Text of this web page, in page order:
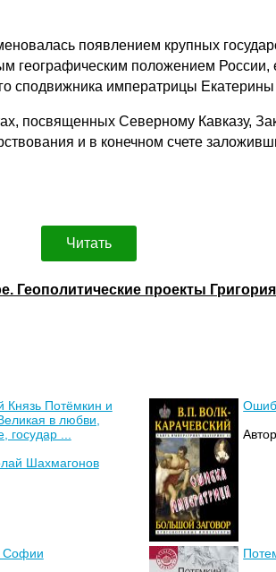
появлением крупных
географическим положением
императрицы Екатерины
посвященных Северному Кавказу,
и в конечном счете
Читать
Геополитические проекты
Князь Потёмкин и
в любви,
государ ...
Шахмагонов
Софии